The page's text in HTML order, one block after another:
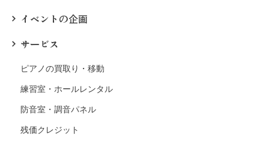
イベントの企画
サービス
ピアノの買取り・移動
練習室・ホールレンタル
防音室・調音パネル
残価クレジット